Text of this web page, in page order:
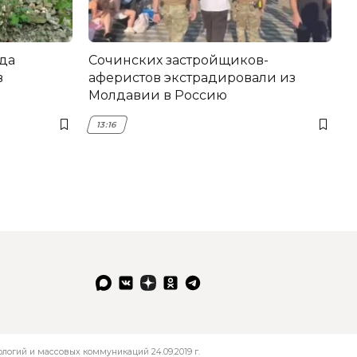
Сочинских застройщиков-
аферистов экстрадировали из
Молдавии в Россию
13:16
и массовых коммуникаций 24.09.2019 г.